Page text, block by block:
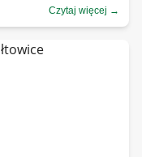
Czytaj więcej →